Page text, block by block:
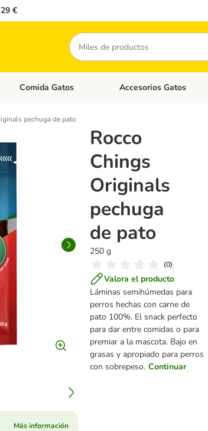
€
Buscar
Perros
Menú de categoria abierto: Accesorios Perros
Comida Gatos Menú de categoria
Accesorios Gatos
pechuga de pato
Rocco
Chings
Originals
pechuga
de pato
250 g
(0)
Valora el producto
Láminas semihúmedas para
perros hechas con carne de
pato 100%. El snack perfecto
para dar entre comidas o para
premiar a la mascota. Bajo en
grasas y apropiado para perros
con sobrepeso. Continuar
Más información